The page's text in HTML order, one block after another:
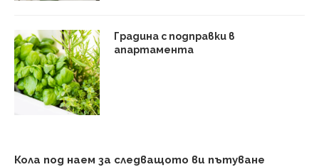
Градина с подправки в
апартамента
Кола под наем за следващото ви пътуване